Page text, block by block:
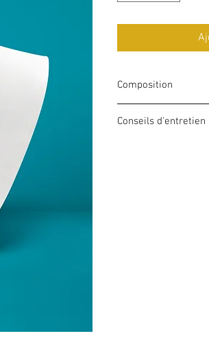
Composition
Conseils d'entretien